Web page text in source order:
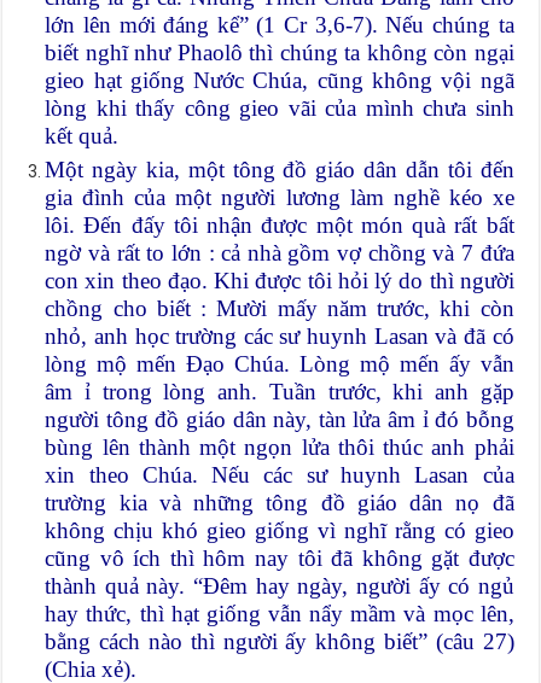
lớn lên mới đáng kể” (1 Cr 3,6-7). Nếu chúng ta
biết nghĩ như Phaolô thì chúng ta không còn ngại
gieo hạt giống Nước Chúa, cũng không vội ngã
lòng khi thấy công gieo vãi của mình chưa sinh
kết quả.
Một ngày kia, một tông đồ giáo dân dẫn tôi đến
gia đình của một người lương làm nghề kéo xe
lôi. Đến đấy tôi nhận được một món quà rất bất
ngờ và rất to lớn : cả nhà gồm vợ chồng và 7 đứa
con xin theo đạo. Khi được tôi hỏi lý do thì người
chồng cho biết : Mười mấy năm trước, khi còn
nhỏ, anh học trường các sư huynh Lasan và đã có
lòng mộ mến Đạo Chúa. Lòng mộ mến ấy vẫn
âm ỉ trong lòng anh. Tuần trước, khi anh gặp
người tông đồ giáo dân này, tàn lửa âm ỉ đó bỗng
bùng lên thành một ngọn lửa thôi thúc anh phải
xin theo Chúa. Nếu các sư huynh Lasan của
trường kia và những tông đồ giáo dân nọ đã
không chịu khó gieo giống vì nghĩ rằng có gieo
cũng vô ích thì hôm nay tôi đã không gặt được
thành quả này. “Đêm hay ngày, người ấy có ngủ
hay thức, thì hạt giống vẫn nẩy mầm và mọc lên,
bằng cách nào thì người ấy không biết” (câu 27)
(Chia xẻ).